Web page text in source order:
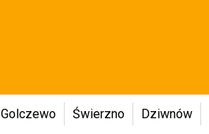
Golczewo Świerzno Dziwnów